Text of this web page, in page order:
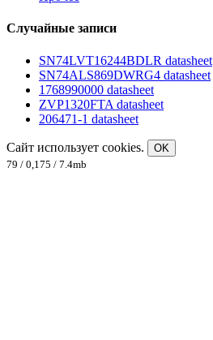
Случайные записи
SN74LVT16244BDLR datasheet
SN74ALS869DWRG4 datasheet
1768990000 datasheet
ZVP1320FTA datasheet
206471-1 datasheet
Сайт использует cookies.
OK
79 / 0,175 / 7.4mb